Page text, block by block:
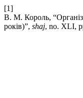
[1]
В. М. Король,
років)”, shaj, no. XLI,